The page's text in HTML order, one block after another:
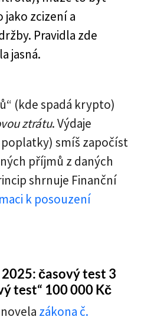
jako zcizení a
Pravidla zde
jasná.
(kde spadá krypto)
ztrátu. Výdaje
smíš započíst
příjmů z daných
shrnuje Finanční
k posouzení
časový test 3
test“ 100 000 Kč
zákona č.